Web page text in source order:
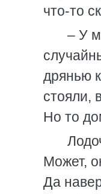
что-то
– У
дрянью
стояли,
Но то
Может,
Да